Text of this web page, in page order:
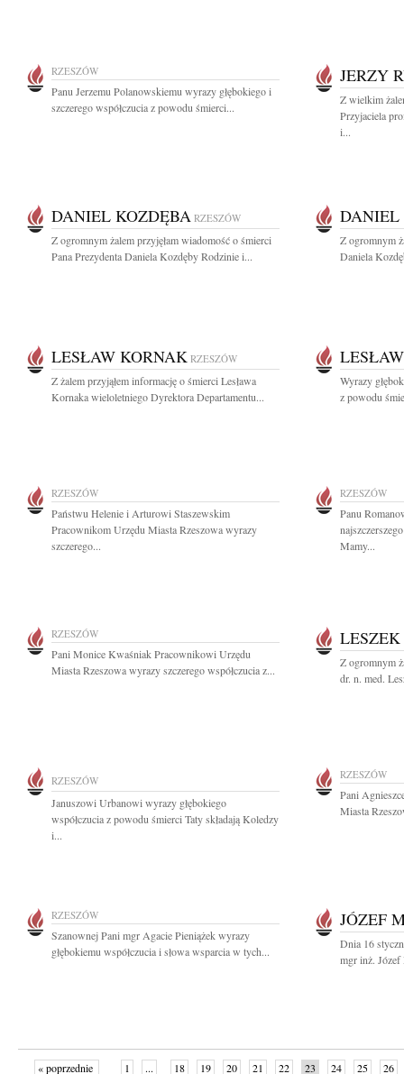
RZESZÓW
Panu Jerzemu Polanowskiemu wyrazy głębokiego i
szczerego współczucia z powodu śmierci...
JERZY
Z wielkim
Przyjaciela
i...
DANIEL KOZDĘBA RZESZÓW
Z ogromnym żalem przyjęłam wiadomość o śmierci
Pana Prezydenta Daniela Kozdęby Rodzinie i...
DANIEL
Z ogromnym
Daniela
LESŁAW KORNAK RZESZÓW
Z żalem przyjąłem informację o śmierci Lesława
Kornaka wieloletniego Dyrektora Departamentu...
Wyrazy
z powodu
RZESZÓW
Państwu Helenie i Arturowi Staszewskim
Pracownikom Urzędu Miasta Rzeszowa wyrazy
szczerego...
RZESZÓW
Panu
Mamy...
RZESZÓW
Pani Monice Kwaśniak Pracownikowi Urzędu
Miasta Rzeszowa wyrazy szczerego współczucia z...
Z ogromnym
dr. n. med.
RZESZÓW
Januszowi Urbanowi wyrazy głębokiego
współczucia z powodu śmierci Taty składają Koledzy
i...
RZESZÓW
Pani
Miasta
RZESZÓW
Szanownej Pani mgr Agacie Pieniążek wyrazy
głębokiemu współczucia i słowa wsparcia w tych...
JÓZEF
Dnia 16
mgr inż.
« poprzednie 1 ... 18 19 20 21 22 23 24 25 26